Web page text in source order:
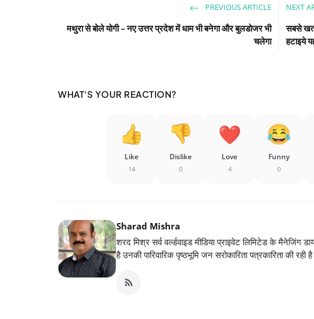
PREVIOUS ARTICLE
मथुरा से बोले योगी - नए उत्तर प्रदेश में धाम भी बनेगा और बुलडोजर भी
चलेगा
NEXT
सबसे
हटाइये
WHAT'S YOUR REACTION?
Like
14
Dislike
0
Love
4
Funny
0
Sharad Mishra
शरद मिश्र सर्व वर्ल्डवाइड मीडिया प्राइवेट लिमिटेड के
है उनकी पारिवारिक पृष्ठभूमि जन सरोकारिता पत्रकारिता की